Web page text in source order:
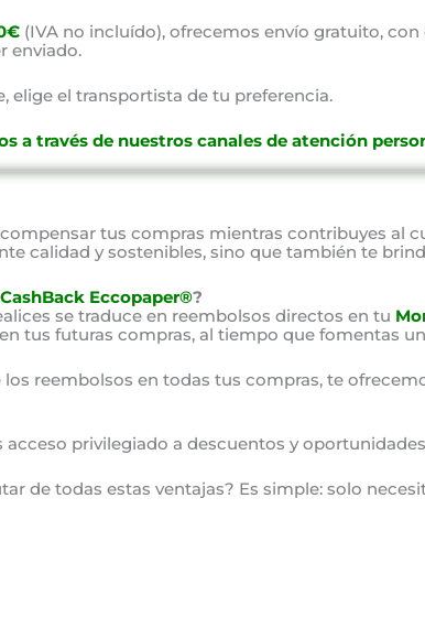
(IVA no incluído), ofrecemos envío gratuito,
enviado.
elige el transportista de tu preferencia.
a través de nuestros canales de atención
tus compras mientras contribuyes al
calidad y sostenibles, sino que también te
CashBack Eccopaper®?
se traduce en reembolsos directos en tu
tus futuras compras, al tiempo que fomentas
reembolsos en todas tus compras, te
privilegiado a descuentos y
de todas estas ventajas? Es simple: solo